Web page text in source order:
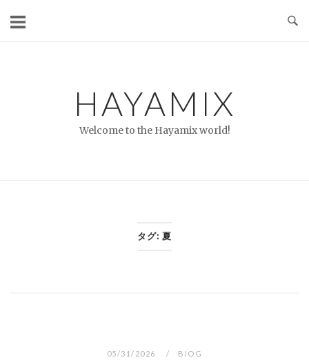
HAYAMIX
Welcome to the Hayamix world!
タグ: 夏
05/31/2026 BIOG